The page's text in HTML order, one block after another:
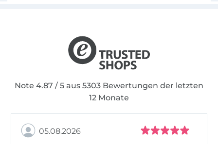
Note 4.87 / 5 aus 5303 Bewertungen der letzten
12 Monate
05.08.2026